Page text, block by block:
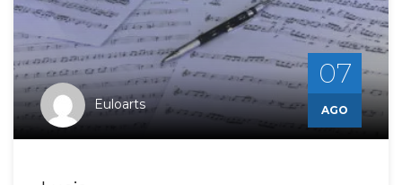
Euloarts
07
AGO